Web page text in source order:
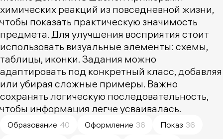
химических реакций из повседневной жизни,
чтобы показать практическую значимость
предмета. Для улучшения восприятия стоит
использовать визуальные элементы: схемы,
таблицы, иконки. Задания можно
адаптировать под конкретный класс, добавляя
или убирая сложные примеры. Важно
сохранять логическую последовательность,
чтобы информация легче усваивалась.
Образование 40 Оформление 36 Показ 36